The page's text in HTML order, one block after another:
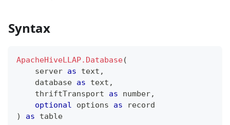
Syntax
ApacheHiveLLAP.Database(
    server
as text ,
    database
as text ,
    thriftTransport
as number,
optional options as
record
)
as table